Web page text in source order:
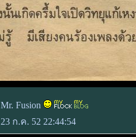
Mr. Fusion
23 ก.ค. 52 22:44:54